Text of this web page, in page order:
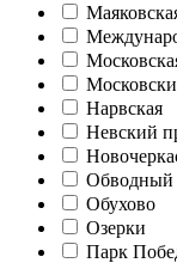
Нарвская
Невский
Обводный
Обухово
Озерки
Парк